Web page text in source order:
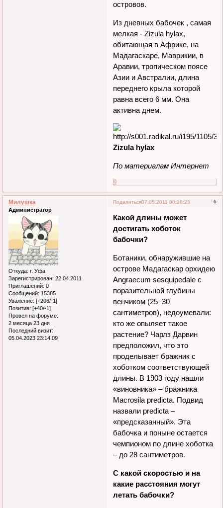
островов.
Из дневных бабочек , самая
мелкая - Zizula hylax,
обитающая в Африке, на
Мадагаскаре, Маврикии, в
Аравии, тропическом поясе
Азии и Австралии, длина
переднего крыла которой
равна всего 6 мм. Она
активна днем.
Zizula hylax
По материалам Интернет
0
Поделиться 6
07.05.2011 00:28:23
Милушка
Администратор
Откуда: г. Уфа
Зарегистрирован: 22.04.2011
Приглашений: 0
Сообщений: 15385
Уважение: [+206/-1]
Позитив: [+40/-1]
Провел на форуме:
2 месяца 23 дня
Последний визит:
05.04.2023 23:14:09
Какой длины может
достигать хоботок
бабочки?
Ботаники, обнаружившие на
острове Мадагаскар орхидею
Angraecum sesquipedale с
поразительной глубины
венчиком (25–30
сантиметров), недоумевали:
кто же опыляет такое
растение? Чарлз Дарвин
предположил, что это
проделывает бражник с
хоботком соответствующей
длины. В 1903 году нашли
«виновника» – бражника
Macrosila predicta. Подвид
назвали predicta –
«предсказанный». Эта
бабочка и поныне остается
чемпионом по длине хоботка
– до 28 сантиметров.
С какой скоростью и на
какие расстояния могут
летать бабочки?